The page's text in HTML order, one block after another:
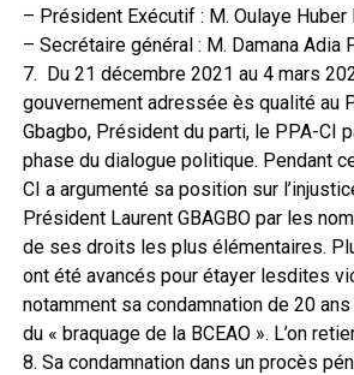
– Président Exécutif : M. Oulaye Huber
– Secrétaire général : M. Damana Adia
7. Du 21 décembre 2021 au 4 mars
gouvernement adressée ès qualité au
Gbagbo, Président du parti, le PPA-CI
phase du dialogue politique. Pendant
CI a argumenté sa position sur
Président Laurent GBAGBO par les
de ses droits les plus élémentaires.
ont été avancés pour étayer lesdites
notamment sa condamnation de 20
du « braquage de la BCEAO ». L’on
8. Sa condamnation dans un procès